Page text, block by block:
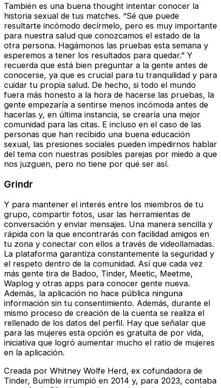
También es una buena thought intentar conocer la
historia sexual de tus matches. “Sé que puede
resultarte incómodo decírmelo, pero es muy importante
para nuestra salud que conozcamos el estado de la
otra persona. Hagámonos las pruebas esta semana y
esperemos a tener los resultados para quedar.” Y
recuerda que está bien preguntar a la gente antes de
conocerse, ya que es crucial para tu tranquilidad y para
cuidar tu propia salud. De hecho, si todo el mundo
fuera más honesto a la hora de hacerse las pruebas, la
gente empezaría a sentirse menos incómoda antes de
hacerlas y, en última instancia, se crearía una mejor
comunidad para las citas. E incluso en el caso de las
personas que han recibido una buena educación
sexual, las presiones sociales pueden impedirnos hablar
del tema con nuestras posibles parejas por miedo a que
nos juzguen, pero no tiene por qué ser así.
Grindr
Y para mantener el interés entre los miembros de tu
grupo, compartir fotos, usar las herramientas de
conversación y enviar mensajes. Una manera sencilla y
rápida con la que encontrarás con facilidad amigos en
tu zona y conectar con ellos a través de videollamadas.
La plataforma garantiza constantemente la seguridad y
el respeto dentro de la comunidad. Así que cada vez
más gente tira de Badoo, Tinder, Meetic, Meetme,
Waplog y otras apps para conocer gente nueva.
Además, la aplicación no hace pública ninguna
información sin tu consentimiento. Además, durante el
mismo proceso de creación de la cuenta se realiza el
rellenado de los datos del perfil. Hay que señalar que
para las mujeres esta opción es gratuita de por vida,
iniciativa que logró aumentar mucho el ratio de mujeres
en la aplicación.
Creada por Whitney Wolfe Herd, ex cofundadora de
Tinder, Bumble irrumpió en 2014 y, para 2023, contaba